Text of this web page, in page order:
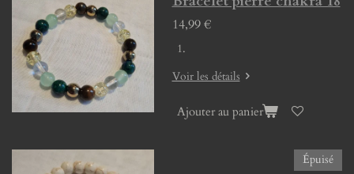
14,99 €
Voir les détails
Ajouter au panier
Épuisé